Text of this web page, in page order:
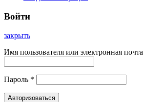
Войти
закрыть
Имя пользователя или электронная почта
Пароль *
Авторизоваться